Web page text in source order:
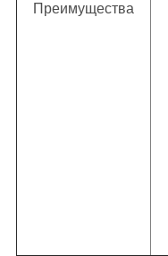
Преимущества